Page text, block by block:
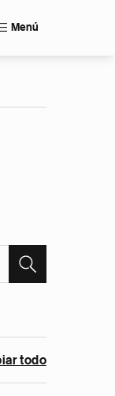
Menú
todo